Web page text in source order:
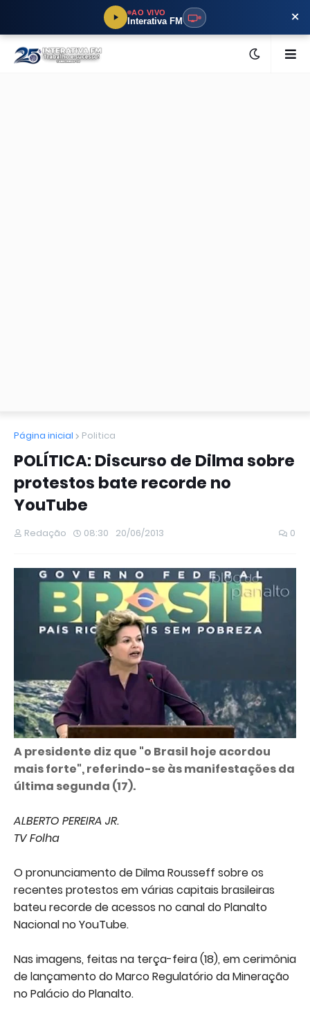
AO VIVO
Interativa FM ×
Página inicial Politica
POLÍTICA: Discurso de Dilma sobre
protestos bate recorde no
YouTube
Redação 08:30 20/06/2013 0
A presidente diz que "o Brasil hoje acordou
mais forte", referindo-se às manifestações da
última segunda (17).
ALBERTO PEREIRA JR.
TV Folha
O pronunciamento de Dilma Rousseff sobre os
recentes protestos em várias capitais brasileiras
bateu recorde de acessos no canal do Planalto
Nacional no YouTube.
Nas imagens, feitas na terça-feira (18), em cerimônia
de lançamento do Marco Regulatório da Mineração
no Palácio do Planalto.